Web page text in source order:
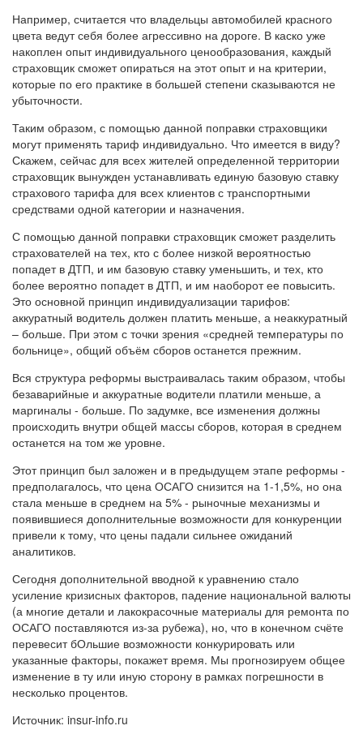
Например, считается что владельцы автомобилей красного
цвета ведут себя более агрессивно на дороге. В каско уже
накоплен опыт индивидуального ценообразования, каждый
страховщик сможет опираться на этот опыт и на критерии,
которые по его практике в большей степени сказываются не
убыточности.
Таким образом, с помощью данной поправки страховщики
могут применять тариф индивидуально. Что имеется в виду?
Скажем, сейчас для всех жителей определенной территории
страховщик вынужден устанавливать единую базовую ставку
страхового тарифа для всех клиентов с транспортными
средствами одной категории и назначения.
С помощью данной поправки страховщик сможет разделить
страхователей на тех, кто с более низкой вероятностью
попадет в ДТП, и им базовую ставку уменьшить, и тех, кто
более вероятно попадет в ДТП, и им наоборот ее повысить.
Это основной принцип индивидуализации тарифов:
аккуратный водитель должен платить меньше, а неаккуратный
– больше. При этом с точки зрения «средней температуры по
больнице», общий объём сборов останется прежним.
Вся структура реформы выстраивалась таким образом, чтобы
безаварийные и аккуратные водители платили меньше, а
маргиналы - больше. По задумке, все изменения должны
происходить внутри общей массы сборов, которая в среднем
останется на том же уровне.
Этот принцип был заложен и в предыдущем этапе реформы -
предполагалось, что цена ОСАГО снизится на 1-1,5%, но она
стала меньше в среднем на 5% - рыночные механизмы и
появившиеся дополнительные возможности для конкуренции
привели к тому, что цены падали сильнее ожиданий
аналитиков.
Сегодня дополнительной вводной к уравнению стало
усиление кризисных факторов, падение национальной валюты
(а многие детали и лакокрасочные материалы для ремонта по
ОСАГО поставляются из-за рубежа), но, что в конечном счёте
перевесит бОльшие возможности конкурировать или
указанные факторы, покажет время. Мы прогнозируем общее
изменение в ту или иную сторону в рамках погрешности в
несколько процентов.
Источник: insur-info.ru